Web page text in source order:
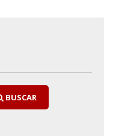
BUSCAR